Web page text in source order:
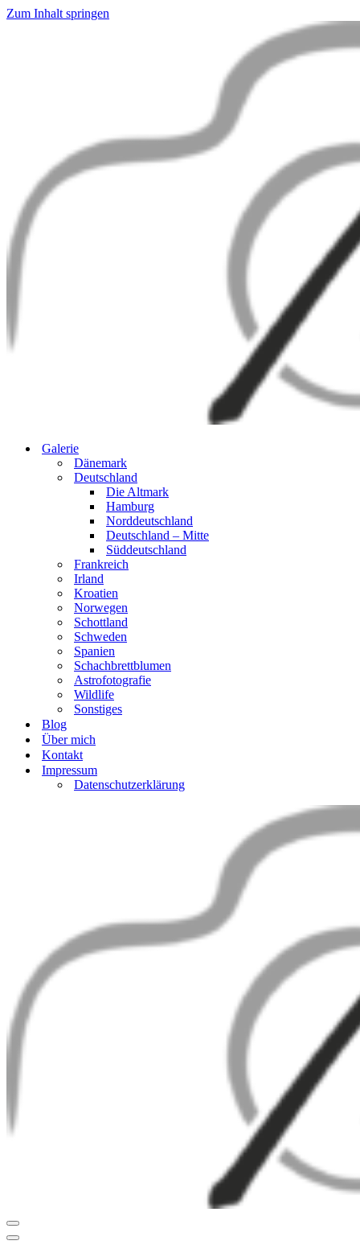
Zum Inhalt springen
Galerie
Dänemark
Deutschland
Die Altmark
Hamburg
Norddeutschland
Deutschland – Mitte
Süddeutschland
Frankreich
Irland
Kroatien
Norwegen
Schottland
Schweden
Spanien
Schachbrettblumen
Astrofotografie
Wildlife
Sonstiges
Blog
Über mich
Kontakt
Impressum
Datenschutzerklärung
Navigationsmenü
Navigationsmenü